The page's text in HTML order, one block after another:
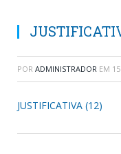
POR ADMINISTRADOR EM
JUSTIFICATIVA (12)